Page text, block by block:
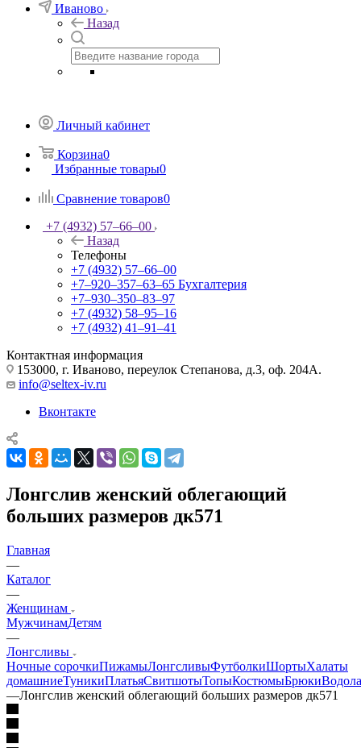
Иваново
Назад
Личный кабинет
Корзина0
Избранные товары0
Сравнение товаров0
+7 (4932) 57‒66‒00
Назад
Телефоны
+7 (4932) 57‒66‒00
+7‒920‒357‒63‒65 Бухгалтерия
+7‒930‒350‒83‒97
+7 (4932) 58‒95‒16
+7 (4932) 41‒91‒41
Контактная информация
153000, г. Иваново, переулок Степанова, д.3, оф. 204А.
info@seltex-iv.ru
Вконтакте
Лонгслив женский облегающий
больших размеров дк571
Главная
—
Каталог
—
Женщинам
МужчинамДетям
—
Лонгсливы
Ночные сорочкиПижамыЛонгсливыФутболкиШортыХалаты
домашниеТуникиПлатьяСвитшотыТопыКостюмыБрюки
—Лонгслив женский облегающий больших размеров дк571